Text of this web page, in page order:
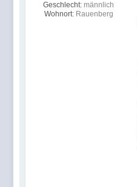
Geschlecht: männlich
Wohnort: Rauenberg